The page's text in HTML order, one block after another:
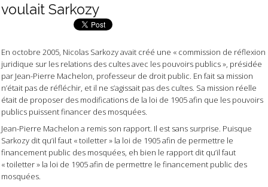
voulait Sarkozy
En octobre 2005, Nicolas Sarkozy avait créé une « commission de réflexion
juridique sur les relations des cultes avec les pouvoirs publics », présidée
par Jean-Pierre Machelon, professeur de droit public. En fait sa mission
n’était pas de réfléchir, et il ne s’agissait pas des cultes. Sa mission réelle
était de proposer des modifications de la loi de 1905 afin que les pouvoirs
publics puissent financer des mosquées.
Jean-Pierre Machelon a remis son rapport. Il est sans surprise. Puisque
Sarkozy dit qu’il faut « toiletter » la loi de 1905 afin de permettre le
financement public des mosquées, eh bien le rapport dit qu’il faut
« toiletter » la loi de 1905 afin de permettre le financement public des
mosquées.